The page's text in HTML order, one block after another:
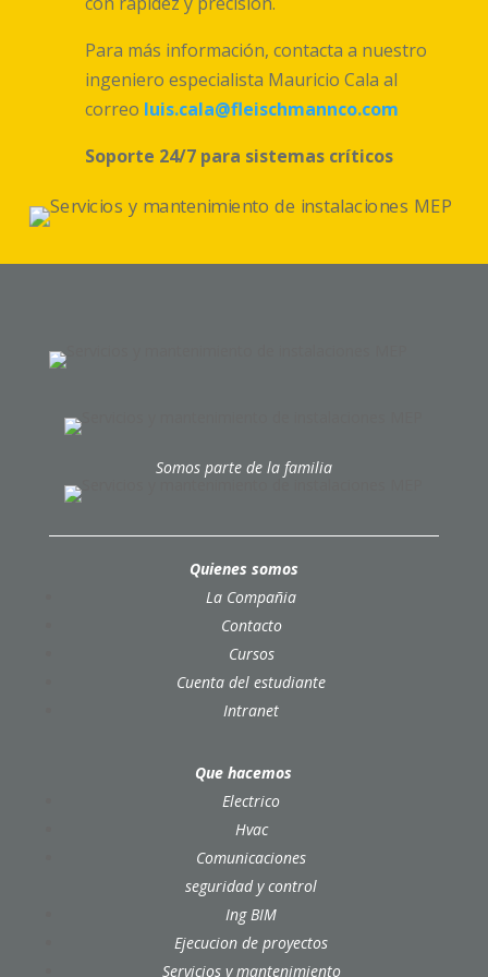
Para más información, contacta a nuestro
ingeniero especialista Mauricio Cala al
correo luis.cala@fleischmannco.com
Soporte 24/7 para sistemas críticos
Somos parte de la familia
Quienes somos
La Compañia
Contacto
Cursos
Cuenta del estudiante
Intranet
Que hacemos
Electrico
Hvac
Comunicaciones
seguridad y control
Ing BIM
Ejecucion de proyectos
Servicios y mantenimiento